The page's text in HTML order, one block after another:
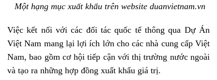
Một hạng mục xuất khẩu trên website duanvietnam.vn
Việc kết nối với các đối tác quốc tế thông qua Dự Án
Việt Nam mang lại lợi ích lớn cho các nhà cung cấp Việt
Nam, bao gồm cơ hội tiếp cận với thị trường nước ngoài
và tạo ra những hợp đồng xuất khẩu giá trị.